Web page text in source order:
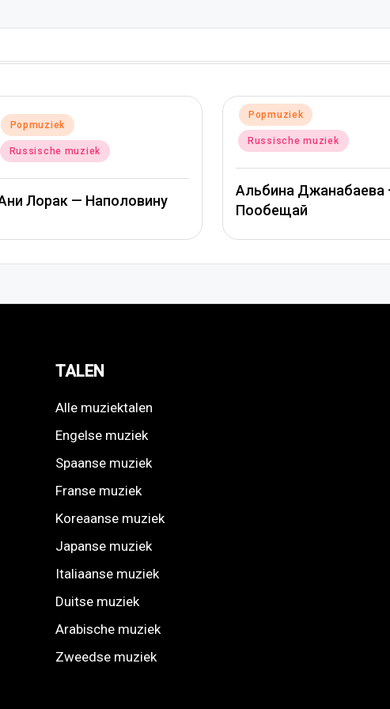
Geplaatst
in
Popmuziek
Russische muziek
Пообещай
Geplaatst
in
Popmuziek
Russische muziek
Митя Фомин и Альбина
Джанабаева –
сердце
TALEN
Alle muziektalen
Engelse muziek
Spaanse muziek
Franse muziek
Koreaanse muziek
Japanse muziek
Italiaanse muziek
Duitse muziek
Arabische muziek
Zweedse muziek